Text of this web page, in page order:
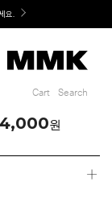
요.
Cart Search
원